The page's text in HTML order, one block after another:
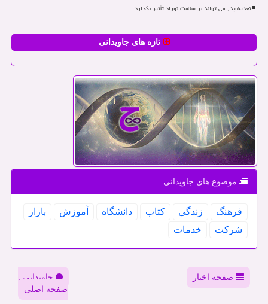
تغذیه پدر می تواند بر سلامت نوزاد تأثیر بگذارد
تازه های جاویدانی
موضوع های جاویدانی
فرهنگ زندگی كتاب دانشگاه آموزش
بازار
شركت
خدمات
صفحه اخبار
جاویدانی :
صفحه اصلی